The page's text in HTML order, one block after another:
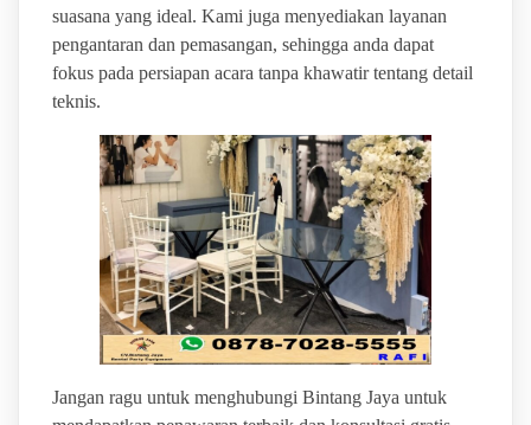
suasana yang ideal. Kami juga menyediakan layanan
pengantaran dan pemasangan, sehingga anda dapat
fokus pada persiapan acara tanpa khawatir tentang detail
teknis.
Jangan ragu untuk menghubungi Bintang Jaya untuk